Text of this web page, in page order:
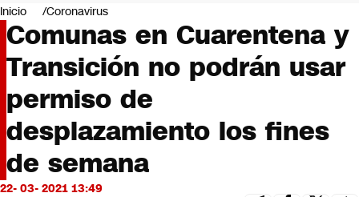
Negocios
Deportes
Programas completos
Cultura
Servicios
Bits
CNN tiempo
Futuro 360
Opinión
Inicio Coronavirus
Comunas en Cuarentena y
Transición no podrán usar
permiso de
desplazamiento los fines
de semana
22- 03- 2021 13:49